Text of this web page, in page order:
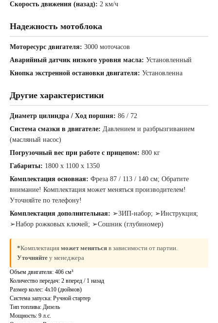
Скорость движения (назад): 2 км/ч
Надежность мотоблока
Моторесурс двигателя: 3000 моточасов
Аварийный датчик низкого уровня масла: Установленный
Кнопка экстренной остановки двигателя: Установленна
Другие характеристики
Диаметр цилиндра / Ход поршня: 86 / 72
Система смазки в двигателе: Давлением и разбрызгиванием
(масляный насос)
Погрузочный вес при работе с прицепом: 800 кг
Габариты: 1800 х 1100 х 1350
Комплектация основная: Фреза 87 / 113 / 140 см; Обратите
внимание! Комплектация может меняться производителем!
Уточняйте по телефону!
Комплектация дополнительная: ➢ЗИП-набор; ➢Инструкция;
➢Набор рожковых ключей; ➢Сошник (глубиномер)
*Комплектация может меняться в зависимости от партии.
Уточняйте у менеджера
Объем двигателя: 406 см³
Количество передач: 2 вперед / 1 назад
Размер колес: 4х10 (дюймов)
Система запуска: Ручной стартер
Тип топлива: Дизель
Мощность: 9 л.с.
Отправка
БЕЗ предоплаты
Привезем
БЕСПЛАТНО
Соберем мотоблок
(по желанию)